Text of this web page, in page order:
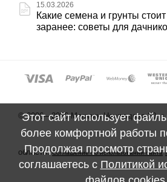
15.03.2026
Какие семена и грунты стоит
заранее: советы для
© 2006—2026 Магазин Неклюдово 20, г.
область.Соглашение об использовании сайта
Этот сайт использует
более комфортной работы
Продолжая просмотр
соглашаетесь с Политикой